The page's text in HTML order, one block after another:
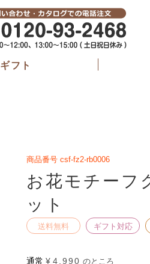
ギフト
商品番号 csf-fz2-rb0006
お花モチーフ
ット
送料無料 ギフト対応
通常 ¥ 4,990 のところ